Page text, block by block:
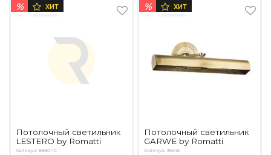
% ХИТ
Потолочный светильник
LESTERO by Romatti
Артикул: 8850-1C
% ХИТ
Потолочный светильник
GARWE by Romatti
Артикул: 35645